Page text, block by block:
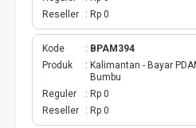
BPJS
TELKOM
TV KABEL
Reseller
Rp 0
Kode
BPAM394
Produk
Kalimantan - Bayar
Bumbu
Reguler
Rp 0
Reseller
Rp 0